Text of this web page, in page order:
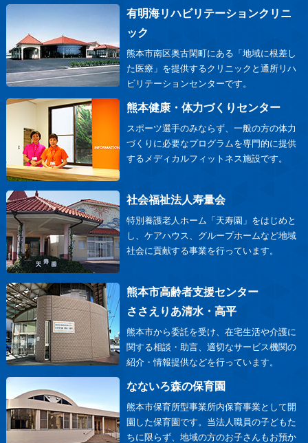
有明海リハビリテーションクリニ
ック
熊本市南区奥古閑町にある「地域に根差し
た医療」を提供するクリニックと通所リハ
ビリテーションセンターです。
熊本健康・体力づくりセンター
スポーツ選手のみならず、一般の方の体力
づくりに必要なプログラムを専門的に提供
するメディカルフィットネス施設です。
社会福祉法人寿量会
特別養護老人ホーム「天寿園」をはじめと
し、ケアハウス、グループホームなど地域
社会に貢献する事業を行っています。
熊本市高齢者支援センター
ささえりあ清水・高平
熊本市から委託を受け、在宅生活や介護に
関する相談・助言、適切なサービス機関の
紹介・情報提供などを行っています。
なないろ森の保育園
熊本市保育所型事業所内保育事業として開
園した保育園です。当法人職員の子どもた
ちに限らず、地域の方のお子さんもお預か